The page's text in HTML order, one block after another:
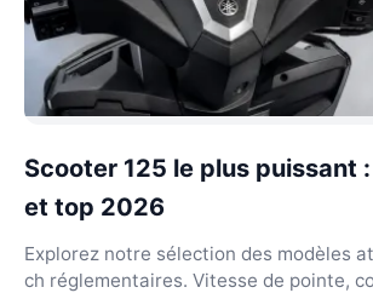
Scooter 125 le plus puissant
et top 2026
Explorez notre sélection des modèles
ch réglementaires. Vitesse de pointe,